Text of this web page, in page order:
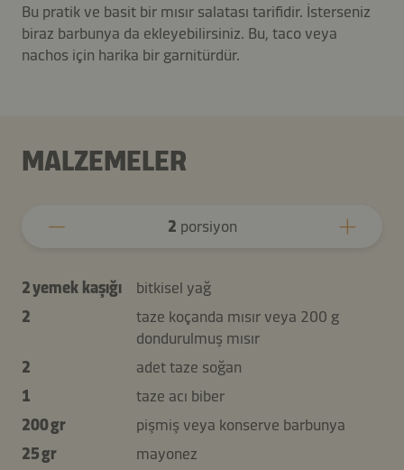
Bu pratik ve basit bir mısır salatası tarifidir. İsterseniz
biraz barbunya da ekleyebilirsiniz. Bu, taco veya
nachos için harika bir garnitürdür.
MALZEMELER
2 porsiyon
2 yemek kaşığı
bitkisel yağ
2
taze koçanda mısır veya 200 g
dondurulmuş mısır
2
adet taze soğan
1
taze acı biber
200 gr
pişmiş veya konserve barbunya
25 gr
mayonez